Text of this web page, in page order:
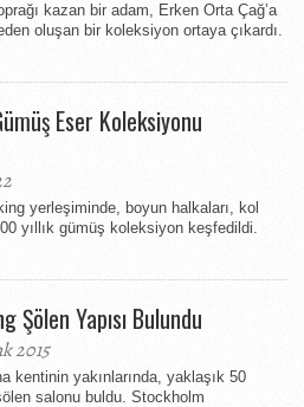
kazan bir adam, Erken Orta Çağ’a
oluşan bir koleksiyon ortaya çıkardı.
Eser Koleksiyonu
yerleşiminde, boyun halkaları, kol
yıllık gümüş koleksiyon keşfedildi.
Şölen Yapısı Bulundu
2015
kentinin yakınlarında, yaklaşık 50
salonu buldu. Stockholm